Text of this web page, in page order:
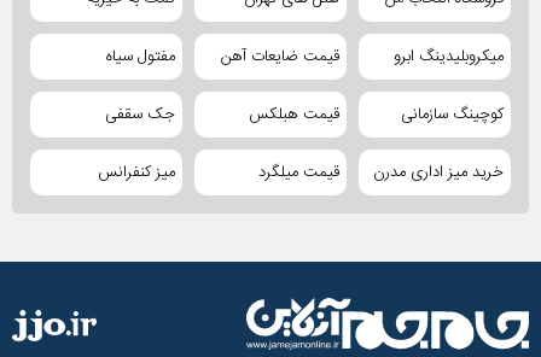
میکروبلیدینگ ابرو قیمت ضایعات آهن مفتول سیاه
کوچینگ سازمانی قیمت هبلکس جک سقفی
خرید میز اداری مدرن قیمت میلگرد میز کنفرانس